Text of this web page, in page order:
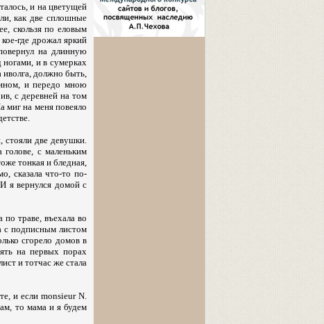
и на цветущей
как две сплошные
скользя по еловым
где дрожал яркий
на длинную
и в сумерках
должно быть,
и передо мною
с деревней на том
миг на меня повеяло
две девушки.
с маленьким
тонкая и бледная,
сказала что-то по-
я вернулся домой с
траве, въехала во
с подписным листом
сгорело домов в
на первых порах
и тотчас же стала
и если monsieur N.
то мама и я будем